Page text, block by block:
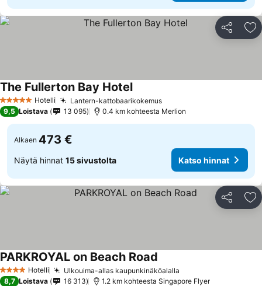
Jaa
5 Tähtiluokitus
Hotelli Lantern-kattobaarikokemusKatso hinnat
The Fullerton Bay HotelKatso hinnat
9,5 Loistava 13 095 0.4 km kohteesta Merlion
Alkaen 473 €
Näytä hinnat 15 sivustolta Katso hinnat
Jaa
4 Tähtiluokitus
Hotelli Ulkouima-allas kaupunkinäköalalla
PARKROYAL on Beach Road
8,7 Loistava 16 313 1.2 km kohteesta Singapore Flyer